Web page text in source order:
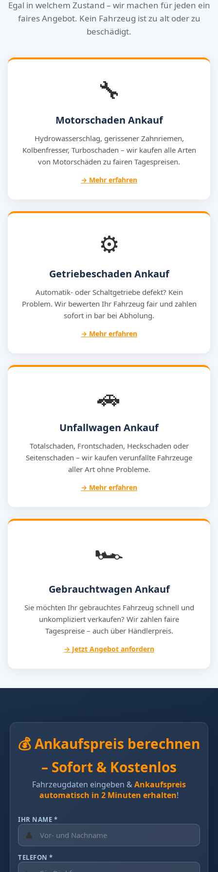
Egal in welchem Zustand – wir machen für jeden ein
faires Angebot. Kein Fahrzeug ist zu alt oder zu
beschädigt.
🔧
Motorschaden Ankauf
Hydrowasserschlag, gerissener Zahnriemen,
Kolbenfresser, Turboschaden – wir kaufen alle Arten
von Motorschäden zu fairen Tagespreisen.
→ Mehr erfahren
⚙️
Getriebeschaden Ankauf
Automatik- oder Schaltgetriebe defekt? Kein
Problem. Wir bewerten Ihr Fahrzeug fair und zahlen
sofort in bar bei Abholung.
→ Mehr erfahren
🚗
Unfallwagen Ankauf
Totalschaden, Frontschaden, Heckschaden oder
Seitenschaden – wir kaufen verunfallte Fahrzeuge
aller Art ohne Probleme.
→ Mehr erfahren
🏎️
Gebrauchtwagen Ankauf
Sie möchten Ihr gebrauchtes Fahrzeug schnell und
unkompliziert verkaufen? Wir zahlen faire
Tagespreise – auch über Händlerpreis.
→ Jetzt Angebot anfordern
💰 Ankaufspreis berechnen
– Sofort & Kostenlos
Fahrzeugdaten eingeben &Ankaufspreis
automatisch in 2 Minuten erhalten!
IHR NAME *
👤
TELEFON *